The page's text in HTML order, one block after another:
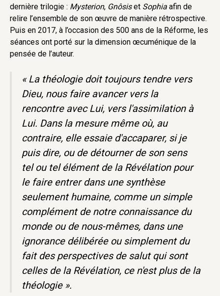
dernière trilogie : Mysterion, Gnôsiset Sophia afin de
relire l’ensemble de son œuvre de manière rétrospective.
Puis en 2017, à l’occasion des 500 ans de la Réforme, les
séances ont porté sur la dimension œcuménique de la
pensée de l’auteur.
« La théologie doit toujours tendre vers
Dieu, nous faire avancer vers la
rencontre avec Lui, vers l'assimilation à
Lui. Dans la mesure même où, au
contraire, elle essaie d'accaparer, si je
puis dire, ou de détourner de son sens
tel ou tel élément de la Révélation pour
le faire entrer dans une synthèse
seulement humaine, comme un simple
complément de notre connaissance du
monde ou de nous-mêmes, dans une
ignorance délibérée ou simplement du
fait des perspectives de salut qui sont
celles de la Révélation, ce n'est plus de la
théologie ».